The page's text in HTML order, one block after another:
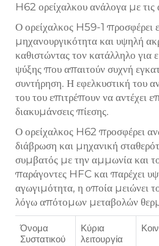
H62 ορείχαλκου ανάλογα με τις
Ο ορείχαλκος H59-1 προσφέρει
μηχανουργικότητα και υψηλή
καθιστώντας τον κατάλληλο
ψύξης που απαιτούν συχνή
συντήρηση. Η εφελκυστική του
του του επιτρέπουν να αντέχει
διακυμάνσεις πίεσης.
Ο ορείχαλκος H62 προσφέρει
διάβρωση και μηχανική
συμβατός με την αμμωνία και
παράγοντες HFC και παρέχει
αγωγιμότητα, η οποία μειώνει
λόγω απότομων μεταβολών
Όνομα
Συστατικού
Κύρια
λειτουργία